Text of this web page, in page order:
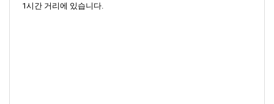
1시간 거리에 있습니다.